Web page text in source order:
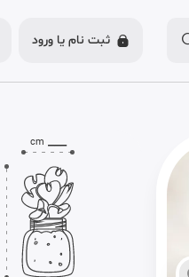
ثبت نام یا ورود
___
cm